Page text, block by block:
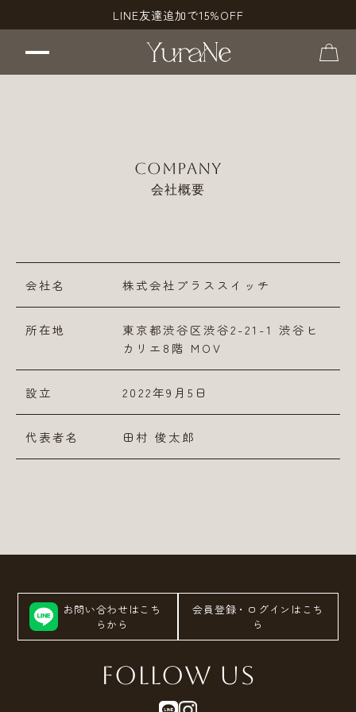
LINE友達追加で15%OFF
（入浴剤）
News
お問い合わせ
はこちらから
会員登録・ログイン
会社概要 キャンセルポリシー
プライバシーポリシー
利用規約 特定商取引法
Company
会社概要
会社名 株式会社プラススイッチ
所在地
東京都渋谷区渋谷2-21-1 渋谷ヒ
カリエ8階 MOV
設立 2022年9月5日
代表者名 田村 俊太郎
お問い合わせはこち
らから
会員登録・ログインはこち
ら
Follow us